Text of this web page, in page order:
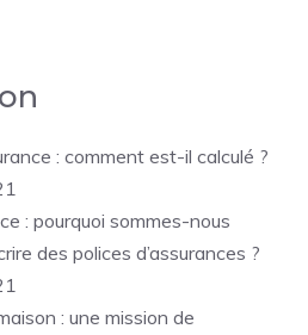
: comment est-il calculé ?
: pourquoi sommes-nous
des polices d’assurances ?
: une mission de